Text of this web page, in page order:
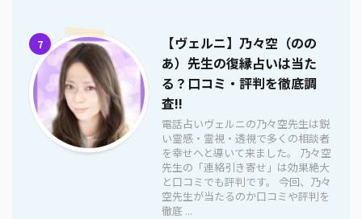
7
【ヴェルニ】乃々空（のの
あ）先生の復縁占いは当た
る？口コミ・評判を徹底調
査!!
電話占いヴェルニの乃々空先生は鋭
い霊感・霊視・透視で多くの相談者
を幸せへと導いて来ました。 乃々空
先生の「連絡引き寄せ」は効果絶大
と口コミでも評判です。 今回、乃々
空先生が当たるのか口コミや評判を
徹底 ...